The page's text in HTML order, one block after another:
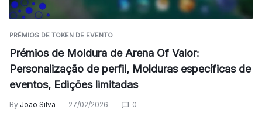
PRÉMIOS DE TOKEN DE EVENTO
Prémios de Moldura de Arena Of Valor:
Personalização de perfil, Molduras específicas de
eventos, Edições limitadas
By João Silva 27/02/2026 0